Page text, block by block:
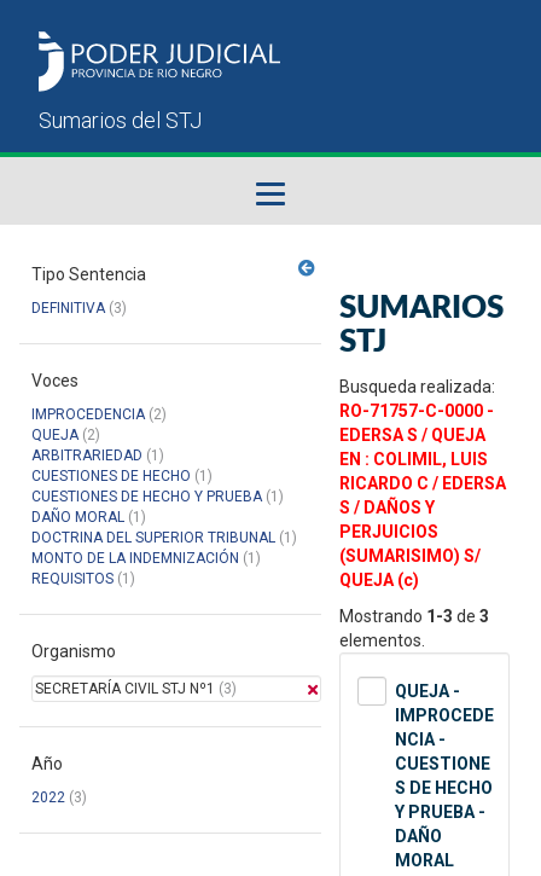
Sumarios del STJ
Manual del Usuario
Tipo Sentencia
DEFINITIVA(3)
Voces
IMPROCEDENCIA(2)
QUEJA(2)
ARBITRARIEDAD (1)
CUESTIONES DE HECHO (1)
CUESTIONES DE HECHO Y PRUEBA(1)
DAÑO MORAL (1)
DOCTRINA DEL SUPERIOR TRIBUNAL (1)
MONTO DE LA INDEMNIZACIÓN (1)
REQUISITOS (1)
Organismo
SECRETARÍA CIVIL STJ Nº1 (3)
Año
2022 (3)
SUMARIOS
STJ
Busqueda realizada:
RO-71757-C-0000 -
EDERSA S / QUEJA
EN : COLIMIL, LUIS
RICARDO C / EDERSA
S / DAÑOS Y
PERJUICIOS
(SUMARISIMO) S/
QUEJA (c)
Mostrando 1-3 de 3
elementos.
QUEJA -
IMPROCEDE
NCIA -
CUESTIONE
S DE HECHO
Y PRUEBA -
DAÑO
MORAL